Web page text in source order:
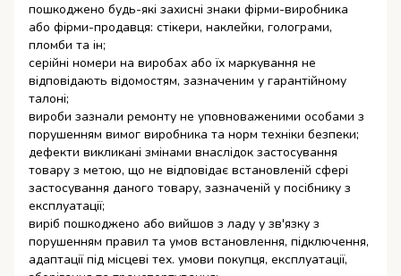
пошкоджено будь-які захисні знаки фірми-виробника
або фірми-продавця: стікери, наклейки, голограми,
пломби та ін;
серійні номери на виробах або їх маркування не
відповідають відомостям, зазначеним у гарантійному
талоні;
вироби зазнали ремонту не уповноваженими особами з
порушенням вимог виробника та норм техніки безпеки;
дефекти викликані змінами внаслідок застосування
товару з метою, що не відповідає встановленій сфері
застосування даного товару, зазначеній у посібнику з
експлуатації;
виріб пошкоджено або вийшов з ладу у зв'язку з
порушенням правил та умов встановлення, підключення,
адаптації під місцеві тех. умови покупця, експлуатації,